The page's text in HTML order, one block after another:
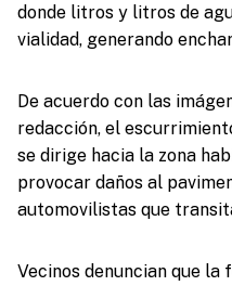
donde litros y litros de
vialidad, generando
De acuerdo con las
redacción, el
se dirige hacia la zona
provocar daños al
automovilistas que
Vecinos denuncian que la